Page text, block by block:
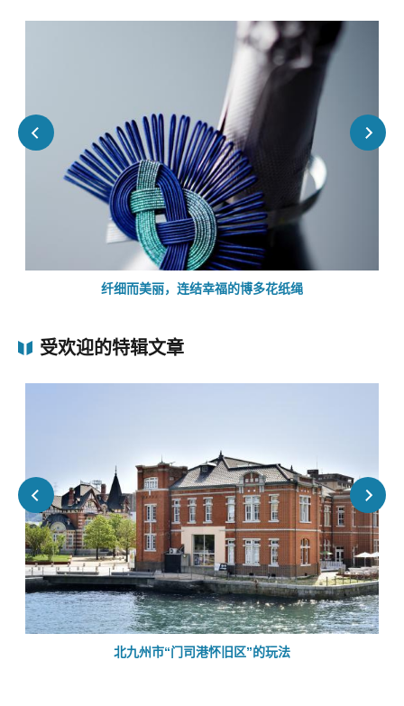
纤细而美丽，连结幸福的博多花纸绳
受欢迎的特辑文章
北九州市“门司港怀旧区”的玩法